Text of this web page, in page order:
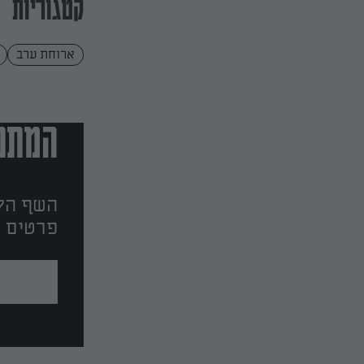
קטגוריות
ארוחת ערב
השף
פרטים